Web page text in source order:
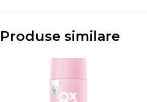
Produse similare